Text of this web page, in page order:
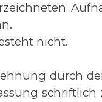
nicht.
durch